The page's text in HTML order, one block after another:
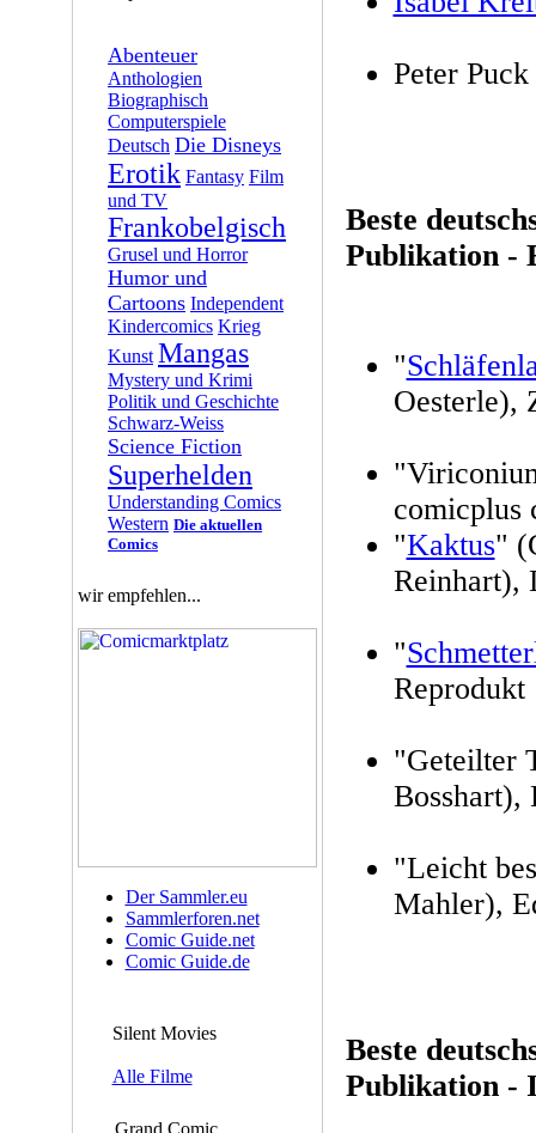
Abenteuer
Anthologien
Biographisch
Computerspiele
Deutsch Die Disneys
Erotik Fantasy Film
und TV
Frankobelgisch
Grusel und Horror
Humor und
Cartoons Independent
Kindercomics Krieg
Kunst Mangas
Mystery und Krimi
Politik und Geschichte
Schwarz-Weiss
Science Fiction
Superhelden
Understanding Comics
Western Die aktuellen
Comics
wir empfehlen...
Der Sammler.eu
Sammlerforen.net
Comic Guide.net
Comic Guide.de
Silent Movies
Alle Filme
Grand Comic
Peter Puck
Beste
Publikation -
"
Oesterle),
comicplus
"Kaktus"
Reinhart),
"
Reprodukt
"Geteilter
Bosshart),
"Leicht
Mahler),
Beste
Publikation -